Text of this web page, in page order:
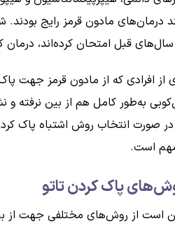
مادون قرمز رایج بودند.
قبل امتحان کرده‌اند، درمان
از افرادی که از مادون قرمز جهت
به‌طور کامل هم از بین نرفته و
صورت انتخاب روش اشتباه پاک
مهم است.
پاک کردن تاتو
از روش‌های مختلفی جهت از بین